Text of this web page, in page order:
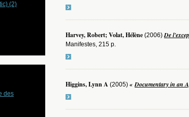
Harvey, Robert; Volat, Hélène (2006)De
Manifestes, 215 p.
Higgins, Lynn A (2005) «Documentary in an
(2)
des